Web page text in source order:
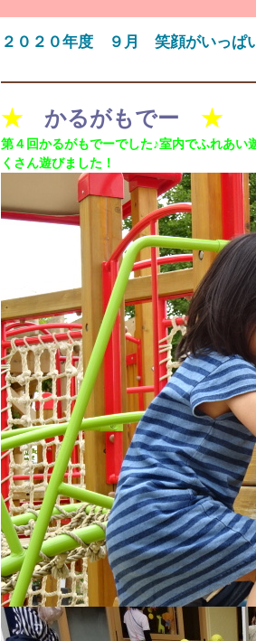
２０２０年度 ９月 笑顔がいっぱ
★ かるがもでー ★
第４回かるがもでーでした♪室内でふれあ
くさん遊びました！